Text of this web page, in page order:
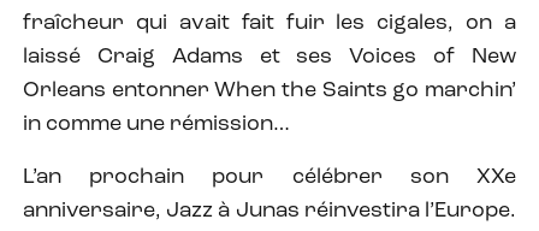
fraîcheur qui avait fait fuir les cigales, on a
laissé Craig Adams et ses Voices of New
Orleans entonner When the Saints go marchin’
in comme une rémission…
L’an prochain pour célébrer son XXe
anniversaire, Jazz à Junas réinvestira l’Europe.